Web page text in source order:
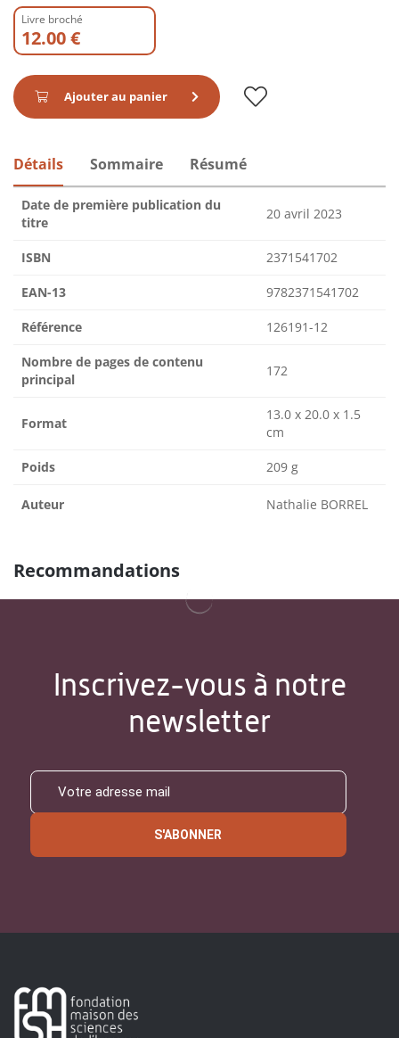
Livre broché
12.00 €
Ajouter au panier
Détails Sommaire Résumé
Date de première publication du
titre
20 avril 2023
ISBN 2371541702
EAN-13 9782371541702
Référence 126191-12
Nombre de pages de contenu
principal
172
Format
13.0 x 20.0 x 1.5
cm
Poids 209 g
Auteur Nathalie BORREL
Recommandations
Inscrivez-vous à notre
newsletter
S'ABONNER